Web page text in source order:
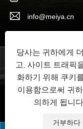
info@meiya.cn
Copyright © 2025
Links| Sitemap
당사는 귀하에게
고, 사이트 트래픽
화하기 위해 쿠키
이용함으로써 귀
의하게 됩니
거부하다